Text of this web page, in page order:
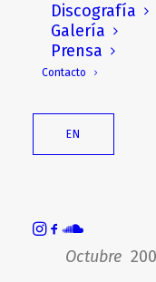
Discografía
Galería
Prensa
Contacto
EN
Sibila
por Jose
Octubre